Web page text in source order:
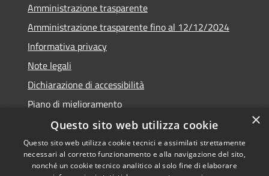
Amministrazione trasparente
Amministrazione trasparente fino al 12/12/2024
Informativa privacy
Note legali
Dichiarazione di accessibilità
Piano di miglioramento
Copyright © 2026 • Town of •
×
Questo sito web utilizza cookie
Questo sito web utilizza cookie tecnici e assimilati strettamente
necessari al corretto funzionamento e alla navigazione del sito,
nonché un cookie tecnico analitico al solo fine di elaborare